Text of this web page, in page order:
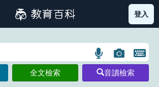
筆畫索引圖示 部首索引表圖示
登入
語
言
搜
圖
片
搜
開
鍵
全文檢索 音讀檢索